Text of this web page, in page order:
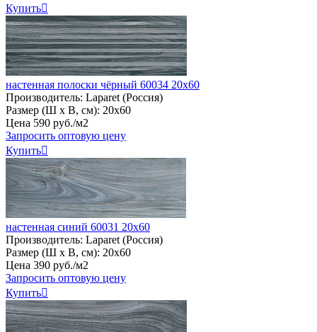
Купить
настенная полоски чёрный 60034 20х60
Производитель: Laparet (Россия)
Размер (Ш х В, см): 20х60
Цена 590 руб./м2
Запросить оптовую цену
Купить
настенная синий 60031 20х60
Производитель: Laparet (Россия)
Размер (Ш х В, см): 20х60
Цена 390 руб./м2
Запросить оптовую цену
Купить